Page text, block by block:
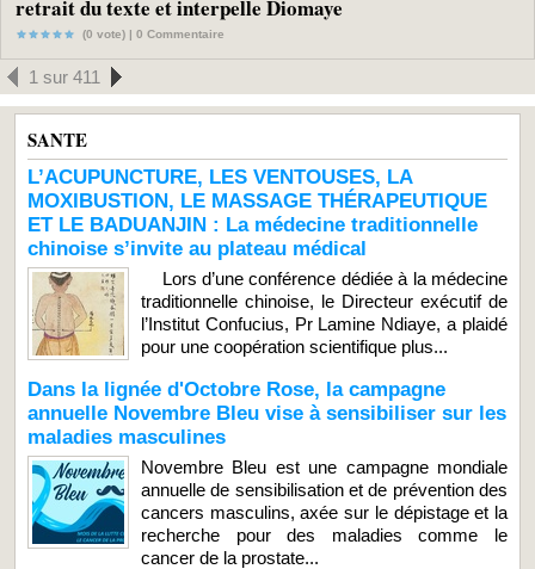
retrait du texte et interpelle Diomaye
(0 vote) | 0 Commentaire
1 sur 411
SANTE
L’ACUPUNCTURE, LES VENTOUSES, LA
MOXIBUSTION, LE MASSAGE THÉRAPEUTIQUE
ET LE BADUANJIN : La médecine traditionnelle
chinoise s’invite au plateau médical
Lors d’une conférence dédiée à la médecine
traditionnelle chinoise, le Directeur exécutif de
l’Institut Confucius, Pr Lamine Ndiaye, a plaidé
pour une coopération scientifique plus...
Dans la lignée d'Octobre Rose, la campagne
annuelle Novembre Bleu vise à sensibiliser sur les
maladies masculines
Novembre Bleu est une campagne mondiale
annuelle de sensibilisation et de prévention des
cancers masculins, axée sur le dépistage et la
recherche pour des maladies comme le
cancer de la prostate...